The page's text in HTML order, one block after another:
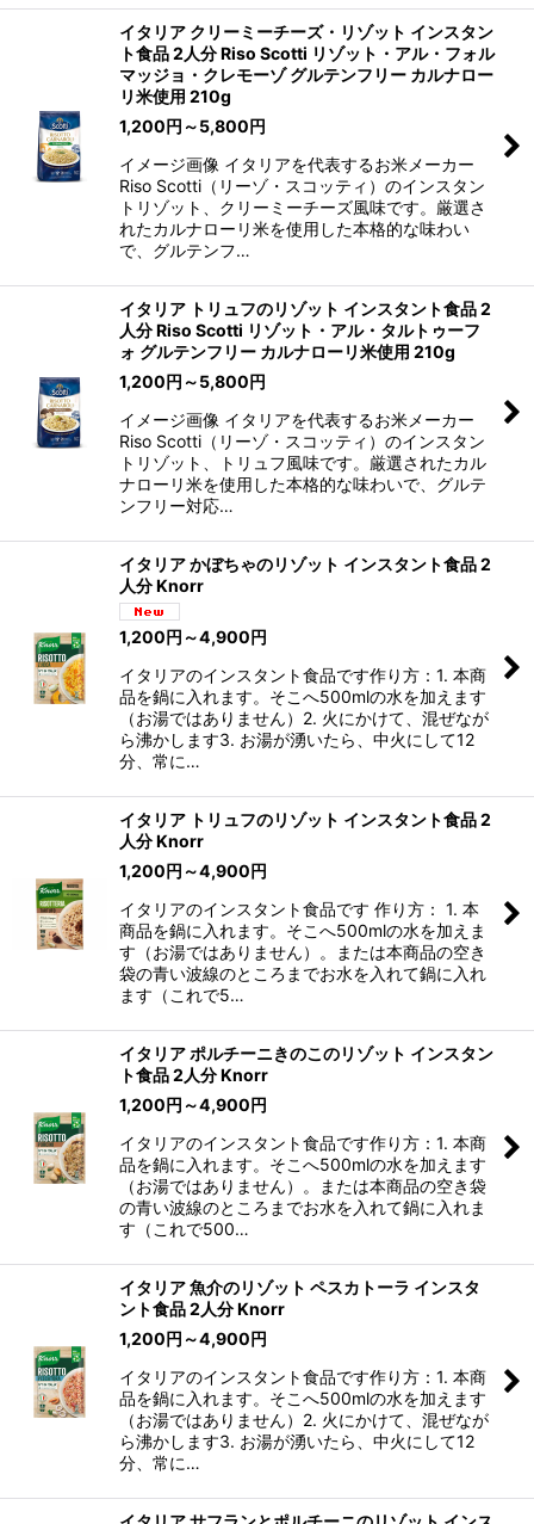
イタリア クリーミーチーズ・リゾット インスタン
ト食品 2人分 Riso Scotti リゾット・アル・フォル
マッジョ・クレモーゾ グルテンフリー カルナロー
リ米使用 210g
1,200円 ～5,800円
イメージ画像 イタリアを代表するお米メーカー
Riso Scotti（リーゾ・スコッティ）のインスタン
トリゾット、クリーミーチーズ風味です。厳選さ
れたカルナローリ米を使用した本格的な味わい
で、グルテンフ…
イタリア トリュフのリゾット インスタント食品 2
人分 Riso Scotti リゾット・アル・タルトゥーフ
ォ グルテンフリー カルナローリ米使用 210g
1,200円 ～5,800円
イメージ画像 イタリアを代表するお米メーカー
Riso Scotti（リーゾ・スコッティ）のインスタン
トリゾット、トリュフ風味です。厳選されたカル
ナローリ米を使用した本格的な味わいで、グルテ
ンフリー対応…
イタリア かぼちゃのリゾット インスタント食品 2
人分 Knorr
1,200円 ～4,900円
イタリアのインスタント食品です作り方：1. 本商
品を鍋に入れます。そこへ500mlの水を加えます
（お湯ではありません）2. 火にかけて、混ぜなが
ら沸かします3. お湯が湧いたら、中火にして12
分、常に…
イタリア トリュフのリゾット インスタント食品 2
人分 Knorr
1,200円 ～4,900円
イタリアのインスタント食品です 作り方： 1. 本
商品を鍋に入れます。そこへ500mlの水を加えま
す（お湯ではありません）。または本商品の空き
袋の青い波線のところまでお水を入れて鍋に入れ
ます（これで5…
イタリア ポルチーニきのこのリゾット インスタン
ト食品 2人分 Knorr
1,200円 ～4,900円
イタリアのインスタント食品です作り方：1. 本商
品を鍋に入れます。そこへ500mlの水を加えます
（お湯ではありません）。または本商品の空き袋
の青い波線のところまでお水を入れて鍋に入れま
す（これで500…
イタリア 魚介のリゾット ペスカトーラ インスタ
ント食品 2人分 Knorr
1,200円 ～4,900円
イタリアのインスタント食品です作り方：1. 本商
品を鍋に入れます。そこへ500mlの水を加えます
（お湯ではありません）2. 火にかけて、混ぜなが
ら沸かします3. お湯が湧いたら、中火にして12
分、常に…